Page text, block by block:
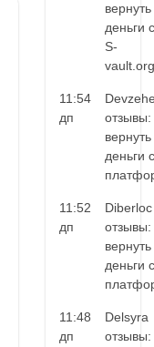
вернуть
деньги с
S-
vault.org
11:54
дп
отзывы:
вернуть
деньги с
11:52
дп
Diberloc
отзывы:
вернуть
деньги с
11:48
дп
Delsyra
отзывы: